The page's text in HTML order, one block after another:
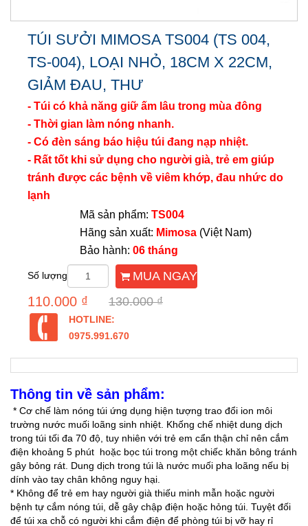
TÚI SƯỞI MIMOSA TS004 (TS 004,
TS-004), LOẠI NHỎ, 18CM X 22CM,
GIẢM ĐAU, THƯ
- Túi có khả năng giữ ấm lâu trong mùa đông
- Thời gian làm nóng nhanh.
- Có đèn sáng báo hiệu túi đang nạp nhiệt.
- Rất tốt khi sử dụng cho người già, trẻ em giúp
tránh được các bệnh về viêm khớp, đau nhức do
lạnh
Mã sản phẩm: TS004
Hãng sản xuất: Mimosa (Việt Nam)
Bảo hành: 06 tháng
Số lượng MUA NGAY
110.000 ₫ 130.000 ₫
HOTLINE:
0975.991.670
Thông tin về sản phẩm:
* Cơ chế làm nóng túi ứng dụng hiện tượng trao đổi ion môi
trường nước muối loãng sinh nhiệt. Khống chế nhiệt dung dịch
trong túi tối đa 70 độ, tuy nhiên với trẻ em cẩn thận chỉ nên cắm
điện khoảng 5 phút hoặc bọc túi trong một chiếc khăn bông tránh
gây bỏng rát. Dung dịch trong túi là nước muối pha loãng nếu bị
dính vào tay chân không nguy hại.
* Không để trẻ em hay người già thiếu minh mẫn hoặc người
bệnh tự cắm nóng túi, dễ gây chập điện hoặc hỏng túi. Tuyệt đối
để túi xa chỗ có người khi cắm điện để phòng túi bị vỡ hay rỉ